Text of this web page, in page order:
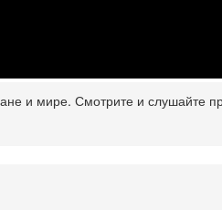
и мире. Смотрите и слушайте